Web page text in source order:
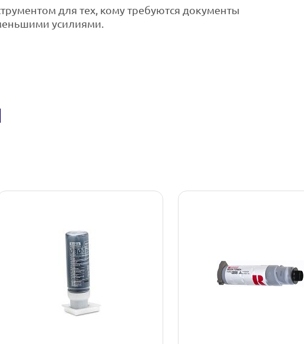
для тех, кому требуются документы
усилиями.